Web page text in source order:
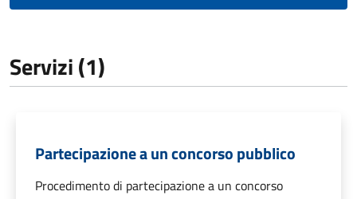
Servizi (1)
Partecipazione a un concorso pubblico
Procedimento di partecipazione a un concorso